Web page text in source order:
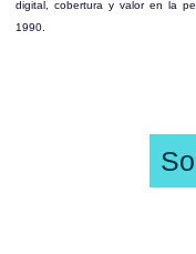
digital, cobertura y valor en la
1990.